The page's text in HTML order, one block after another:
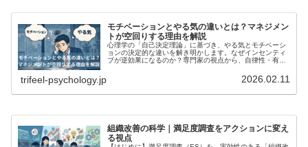
モチベーションとやる気の違いとは？マネジメン
トが空回りする理由を解説
心理学の「自己決定理論」に基づき、やる気とモチベーシ
ョンの決定的な違いを解き明かします。なぜインセンティ
ブが逆効果になるのか？専門家の視点から、自律性・有能
勘や経験に頼らない、科学的な組織づくりのためのマネジ
trifeel-psychology.jp 2026.02.11
組織改善の科学｜満足度調査をアクションに変え
る視点